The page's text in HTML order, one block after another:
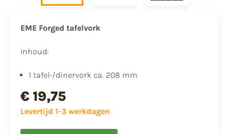
EME Forged tafelvork
Inhoud:
1 tafel-/dinervork ca. 208 mm
€ 19,75
Levertijd 1-3 werkdagen